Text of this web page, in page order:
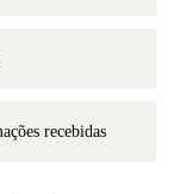
recebidas